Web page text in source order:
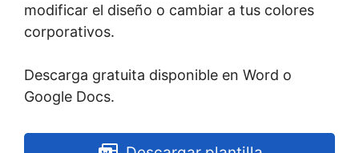
modificar el diseño o cambiar a tus colores
corporativos.
Descarga gratuita disponible en Word o
Google Docs.